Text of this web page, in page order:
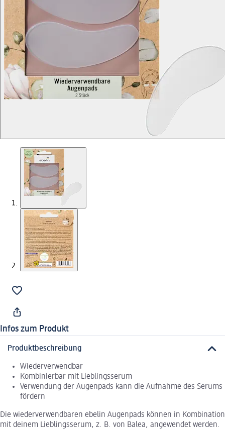
Infos zum Produkt
Produktbeschreibung
Wiederverwendbar
Kombinierbar mit Lieblingsserum
Verwendung der Augenpads kann die Aufnahme des Serums
fördern
Die wiederverwendbaren ebelin Augenpads können in Kombination
mit deinem Lieblingsserum, z. B. von Balea, angewendet werden.